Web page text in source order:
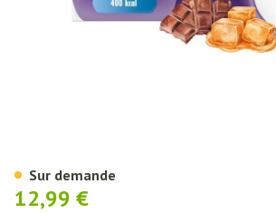
12,99 €
Sur demande